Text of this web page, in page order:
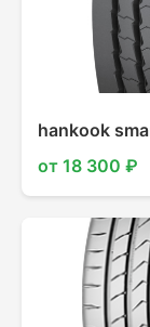
hankook
от 18 300 ₽